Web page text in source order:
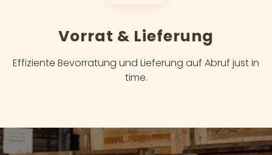
Vorrat & Lieferung
Effiziente Bevorratung und Lieferung auf Abruf just in
time.